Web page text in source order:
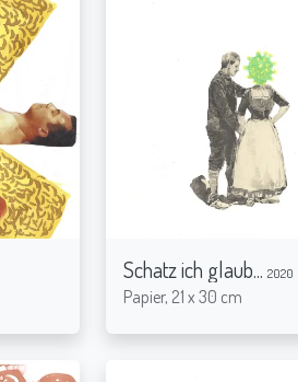
Schatz ich glaub... 2020
Papier, 21 x 30 cm